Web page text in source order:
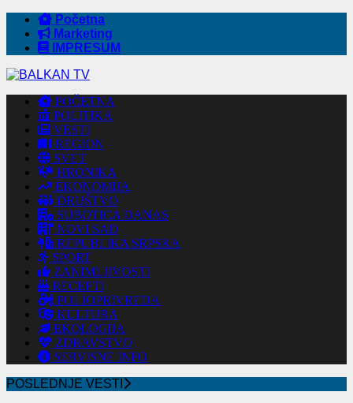
Početna
Marketing
IMPRESUM
POČETNA
POLITIKA
VESTI
REGION
SVET
HRONIKA
EKONOMIJA
DRUŠTVO
SUBOTICA DANAS
NOVI SAD
REPUBLIKA SRPSKA
SPORT
ZANIMLJIVOSTI
RECEPTI
POLJOPRIVREDA
KULTURA
EKOLOGIJA
ZDRAVSTVO
SERVISNE INFO
POSLEDNJE VESTI